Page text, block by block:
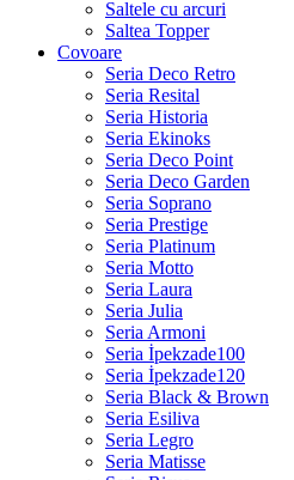
Saltele cu arcuri
Saltea Topper
Covoare
Seria Deco Retro
Seria Resital
Seria Historia
Seria Ekinoks
Seria Deco Point
Seria Deco Garden
Seria Soprano
Seria Prestige
Seria Platinum
Seria Motto
Seria Laura
Seria Julia
Seria Armoni
Seria İpekzade100
Seria İpekzade120
Seria Black & Brown
Seria Esiliva
Seria Legro
Seria Matisse